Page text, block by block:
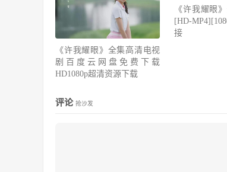
《许我耀眼》全集高清电视
剧百度云网盘免费下载
HD1080p超清资源下载
《许我耀眼
[HD-
接
评论 抢沙发